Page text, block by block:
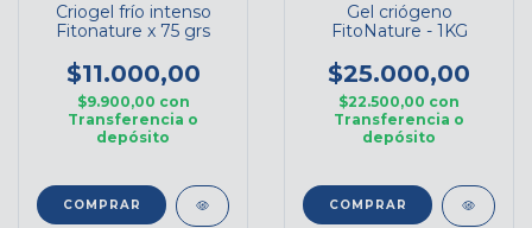
Criogel frío intenso
Fitonature x 75 grs
$11.000,00
$9.900,00 con
Transferencia o
depósito
Gel criógeno
FitoNature - 1KG
$25.000,00
$22.500,00 con
Transferencia o
depósito